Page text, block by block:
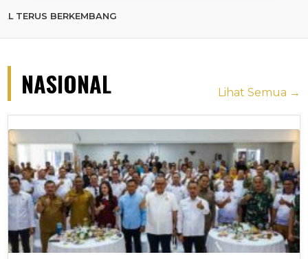
NASIONAL Lihat Semua →